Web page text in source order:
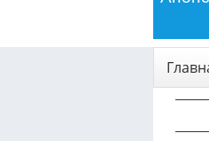
семейный автомобиль с российским